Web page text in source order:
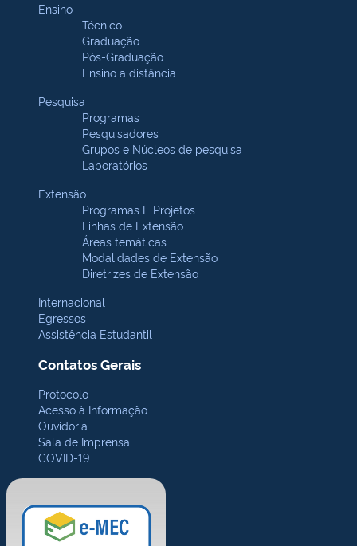
Ensino
Técnico
Graduação
Pós-Graduação
Ensino a distância
Pesquisa
Programas
Pesquisadores
Grupos e Núcleos de pesquisa
Laboratórios
Extensão
Programas E Projetos
Linhas de Extensão
Áreas temáticas
Modalidades de Extensão
Diretrizes de Extensão
Internacional
Egressos
Assistência Estudantil
Contatos Gerais
Protocolo
Acesso à Informação
Ouvidoria
Sala de Imprensa
COVID-19